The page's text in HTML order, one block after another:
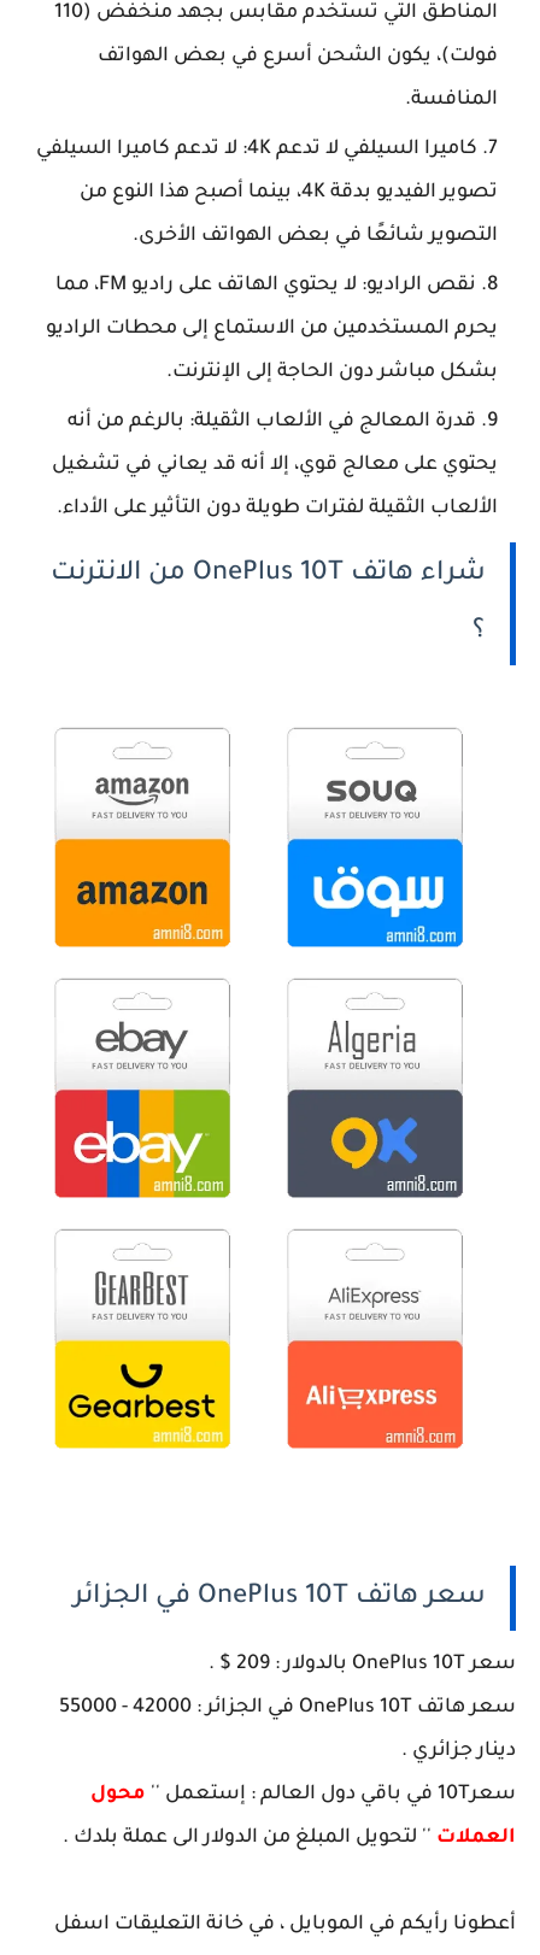
المناطق التي تستخدم مقابس بجهد منخفض (110
فولت)، يكون الشحن أسرع في بعض الهواتف
المنافسة.
كاميرا السيلفي لا تدعم 4K: لا تدعم كاميرا السيلفي
تصوير الفيديو بدقة 4K، بينما أصبح هذا النوع من
التصوير شائعًا في بعض الهواتف الأخرى.
نقص الراديو: لا يحتوي الهاتف على راديو FM، مما
يحرم المستخدمين من الاستماع إلى محطات الراديو
بشكل مباشر دون الحاجة إلى الإنترنت.
قدرة المعالج في الألعاب الثقيلة: بالرغم من أنه
يحتوي على معالج قوي، إلا أنه قد يعاني في تشغيل
الألعاب الثقيلة لفترات طويلة دون التأثير على الأداء.
شراء هاتف OnePlus 10T من الانترنت
؟
سعر هاتف OnePlus 10T في الجزائر
سعر OnePlus 10T بالدولار : 209 $ .
سعر هاتف OnePlus 10T في الجزائر : 42000 - 55000
دينار جزائري .
سعر10T في باقي دول العالم : إستعمل ''
محول
العملات '' لتحويل المبلغ من الدولار الى عملة بلدك .
أعطونا رأيكم في الموبايل ، في خانة التعليقات اسفل